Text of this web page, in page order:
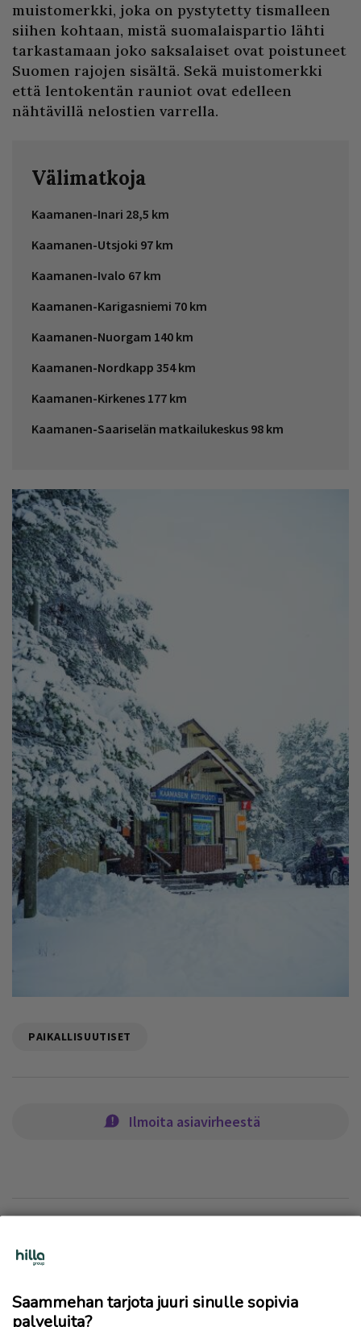
muistomerkki, joka on pystytetty tismalleen
siihen kohtaan, mistä suomalaispartio lähti
tarkastamaan joko saksalaiset ovat poistuneet
Suomen rajojen sisältä. Sekä muistomerkki
että lentokentän rauniot ovat edelleen
nähtävillä nelostien varrella.
Vä­li­mat­ko­ja
Kaamanen-Inari 28,5 km
Kaamanen-Utsjoki 97 km
Kaamanen-Iva­lo 67 km
Kaamanen-Karigasniemi 70 km
Kaamanen-Nuorgam 140 km
Kaamanen-Nordkapp 354 km
Kaamanen-Kirkenes 177 km
Kaamanen-Saa­ri­se­län mat­kai­lu­kes­kus 98 km
PAIKALLISUUTISET
Ilmoita asiavirheestä
Saammehan tarjota juuri sinulle sopivia
palveluita?